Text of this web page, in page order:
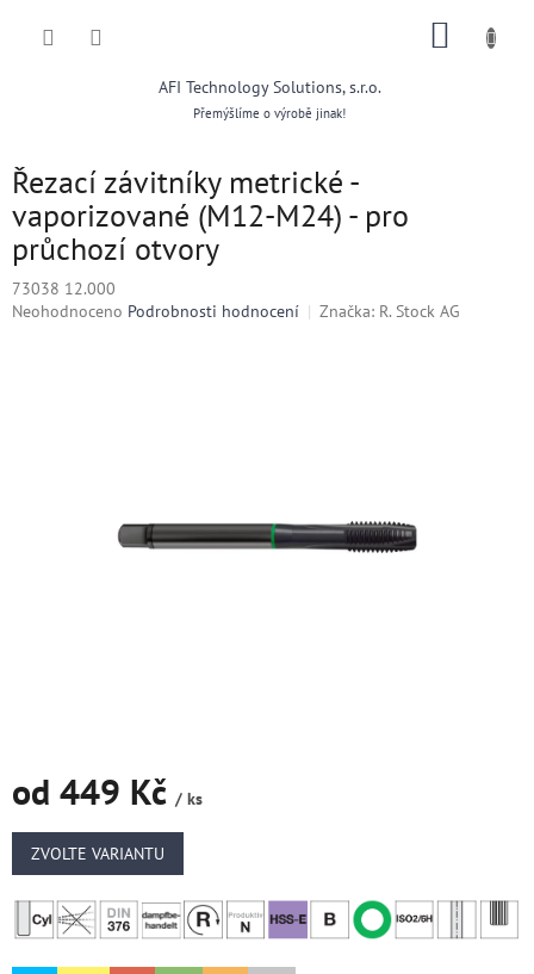
AFI Technology Solutions, s.r.o.
Přemýšlíme o výrobě jinak!
Řezací závitníky metrické -
vaporizované (M12-M24) - pro
průchozí otvory
73038 12.000
Průměrné
Neohodnoceno Podrobnosti hodnocení Značka: R. Stock AG
od 449 Kč / ks
Měrná
cena:
ZVOLTE VARIANTU